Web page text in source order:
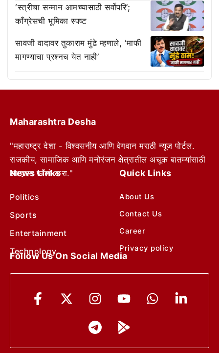
‘स्त्रीचा सन्मान आमच्यासाठी सर्वोपरि’;
काँग्रेसची भूमिका स्पष्ट
सावजी वादावर तुकाराम मुंढे म्हणाले, ‘माफी
मागण्याचा प्रश्नच येत नाही’
Maharashtra Desha
"महाराष्ट्र देशा - विश्वसनीय आणि वेगवान मराठी न्यूज पोर्टल.
राजकीय, सामाजिक आणि मनोरंजन क्षेत्रातील अचूक बातम्यांसाठी
आम्हाला फॉलो करा."
News Links
Politics
Sports
Entertainment
Technology
Quick Links
About Us
Contact Us
Career
Privacy policy
Follow Us On Social Media